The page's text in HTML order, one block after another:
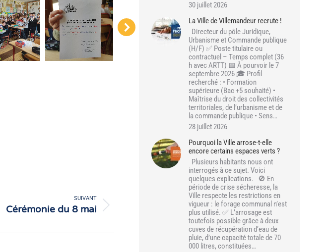
SUIVANT
Cérémonie du 8 mai
30 juillet 2026
La Ville de Villemandeur recrute !
Directeur du pôle Juridique,
Urbanisme et Commande publique
(H/F) ✅ Poste titulaire ou
contractuel – Temps complet (36
h avec ARTT) 📅 À pourvoir le 7
septembre 2026 🎓 Profil
recherché : • Formation
supérieure (Bac +5 souhaité) •
Maîtrise du droit des collectivités
territoriales, de l’urbanisme et de
la commande publique • Sens…
28 juillet 2026
Pourquoi la Ville arrose-t-elle
encore certains espaces verts ?
Plusieurs habitants nous ont
interrogés à ce sujet. Voici
quelques explications. 🚫 En
période de crise sécheresse, la
Ville respecte les restrictions en
vigueur : le forage communal n’est
plus utilisé. ✅ L’arrosage est
toutefois possible grâce à deux
cuves de récupération d’eau de
pluie, d’une capacité totale de 70
000 litres, constituées…